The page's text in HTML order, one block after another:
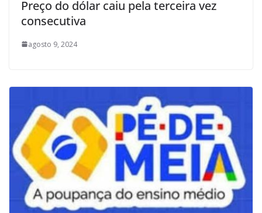
Preço do dólar caiu pela terceira vez
consecutiva
agosto 9, 2024